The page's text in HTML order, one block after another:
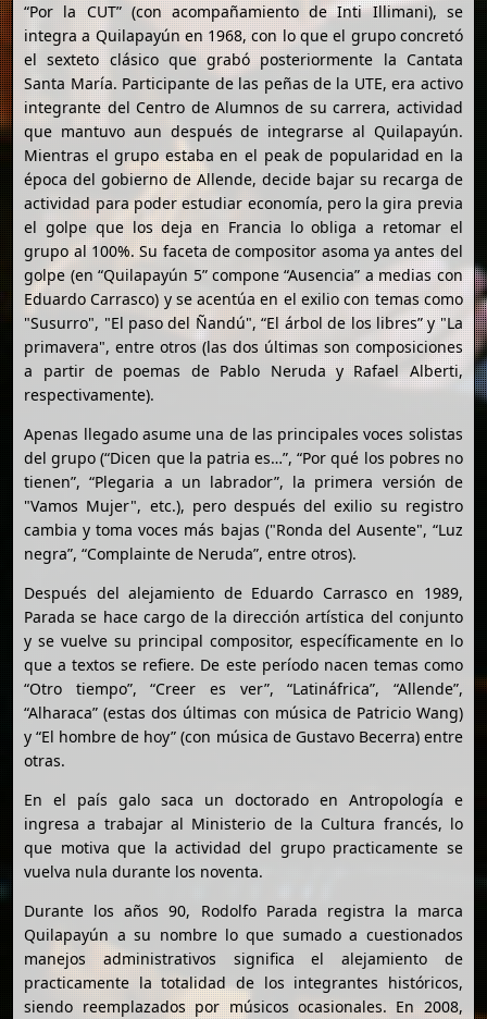
“Por la CUT” (con acompañamiento de Inti Illimani), se
integra a Quilapayún en 1968, con lo que el grupo concretó
el sexteto clásico que grabó posteriormente la Cantata
Santa María. Participante de las peñas de la UTE, era activo
integrante del Centro de Alumnos de su carrera, actividad
que mantuvo aun después de integrarse al Quilapayún.
Mientras el grupo estaba en el peak de popularidad en la
época del gobierno de Allende, decide bajar su recarga de
actividad para poder estudiar economía, pero la gira previa
el golpe que los deja en Francia lo obliga a retomar el
grupo al 100%. Su faceta de compositor asoma ya antes del
golpe (en “Quilapayún 5” compone “Ausencia” a medias con
Eduardo Carrasco) y se acentúa en el exilio con temas como
"Susurro", "El paso del Ñandú", “El árbol de los libres” y "La
primavera", entre otros (las dos últimas son composiciones
a partir de poemas de Pablo Neruda y Rafael Alberti,
respectivamente).
Apenas llegado asume una de las principales voces solistas
del grupo (“Dicen que la patria es…”, “Por qué los pobres no
tienen”, “Plegaria a un labrador”, la primera versión de
"Vamos Mujer", etc.), pero después del exilio su registro
cambia y toma voces más bajas ("Ronda del Ausente", “Luz
negra”, “Complainte de Neruda”, entre otros).
Después del alejamiento de Eduardo Carrasco en 1989,
Parada se hace cargo de la dirección artística del conjunto
y se vuelve su principal compositor, específicamente en lo
que a textos se refiere. De este período nacen temas como
“Otro tiempo”, “Creer es ver”, “Latináfrica”, “Allende”,
“Alharaca” (estas dos últimas con música de Patricio Wang)
y “El hombre de hoy” (con música de Gustavo Becerra) entre
otras.
En el país galo saca un doctorado en Antropología e
ingresa a trabajar al Ministerio de la Cultura francés, lo
que motiva que la actividad del grupo practicamente se
vuelva nula durante los noventa.
Durante los años 90, Rodolfo Parada registra la marca
Quilapayún a su nombre lo que sumado a cuestionados
manejos administrativos significa el alejamiento de
practicamente la totalidad de los integrantes históricos,
siendo reemplazados por músicos ocasionales. En 2008,